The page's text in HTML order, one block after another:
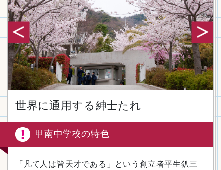
世界に通用する紳士たれ
甲南中学校の特色
「凡て人は皆天才である」という創立者平生釟三